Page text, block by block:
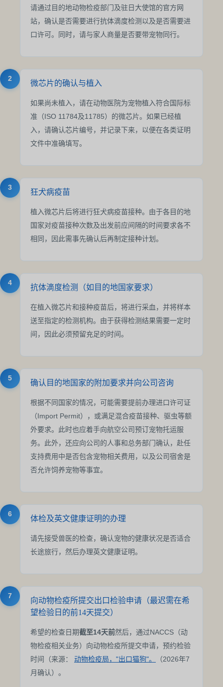
请通过目的地动物检疫部门及驻日大使馆的官方网
站，确认是否需要进行抗体滴度检测以及是否需要进
口许可。同时，请与家人商量是否要带宠物同行。
2
微芯片的确认与植入
如果尚未植入，请在动物医院为宠物植入符合国际标
准（ISO 11784及11785）的微芯片。如果已经植
入，请确认芯片编号，并记录下来，以便在各类证明
文件中准确填写。
3
狂犬病疫苗
植入微芯片后将进行狂犬病疫苗接种。由于各目的地
国家对疫苗接种次数及出发前应间隔的时间要求各不
相同，因此需事先确认后再制定接种计划。
4
抗体滴度检测（如目的地国家要求）
在植入微芯片和接种疫苗后，将进行采血，并将样本
送至指定的检测机构。由于获得检测结果需要一定时
间，因此必须预留充足的时间。
5
确认目的地国家的附加要求并向公司咨询
根据不同国家的情况，可能需要提前办理进口许可证
（Import Permit），或满足混合疫苗接种、驱虫等额
外要求。此时也应着手向航空公司预订宠物托运服
务。此外，还应向公司的人事和总务部门确认，赴任
支持费用中是否包含宠物相关费用，以及公司宿舍是
否允许饲养宠物等事宜。
6
体检及英文健康证明的办理
请先接受兽医的检查，确认宠物的健康状况是否适合
长途旅行，然后办理英文健康证明。
7
向动物检疫所提交出口检验申请（最迟需在希
望检验日的前14天提交）
希望的检查日期截至14天前然后，通过NACCS（动
物检疫相关业务）向动物检疫所提交申请，预约检验
时间（来源： 动物检疫局，"出口猫狗"。
（2026年7
月确认）。